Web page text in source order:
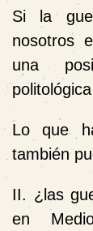
Si la
nosotros
una
Lo que
también
II. ¿las
en